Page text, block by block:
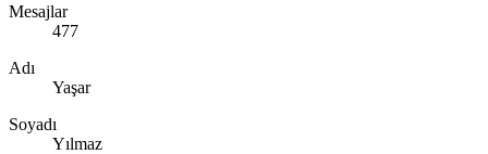
Mesajlar
477
Adı
Yaşar
Soyadı
Yılmaz